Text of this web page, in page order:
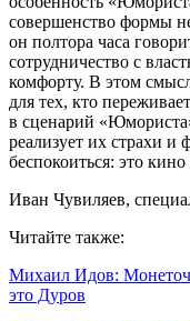
совершенство формы
он полтора часа
сотрудничество с
комфорту. В этом
для тех, кто
в сценарий
реализует их страхи
беспокоиться: это
Иван Чувиляев,
Читайте также:
Михаил Идов:
это Дуров